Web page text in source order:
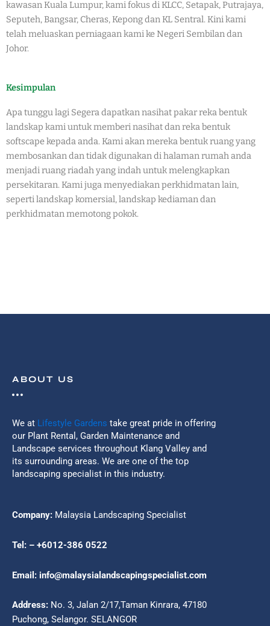
kawasan Kuala Lumpur, kami fokus di KLCC, Setapak, Putrajaya,
Seputeh, Bangsar, Cheras, Kepong dan KL Sentral. Kini kami
telah meluaskan perniagaan kami ke Negeri Sembilan dan
Johor.
Kesimpulan
Apa tunggu lagi Segera dapatkan nasihat pakar reka bentuk
landskap kami untuk memberi nasihat dan reka bentuk
softscape kepada anda. Kami akan mereka bentuk ruang yang
membosankan dan tidak digunakan di halaman rumah anda
menjadi ruang riadah yang indah untuk melengkapkan
persekitaran. Kami juga menyediakan perkhidmatan lain,
seperti landskap komersial, landskap kediaman dan
perkhidmatan memotong pokok.
ABOUT US
We at Lifestyle Gardens take great pride in offering
our Plant Rental, Garden Maintenance and
Landscape services throughout Klang Valley and
its surrounding areas. We are one of the top
landscaping specialist in this industry.
Company: Malaysia Landscaping Specialist
Tel: – +6012-386 0522
Email: info@malaysialandscapingspecialist.com
Address: No. 3, Jalan 2/17,Taman Kinrara, 47180
Puchong, Selangor. SELANGOR